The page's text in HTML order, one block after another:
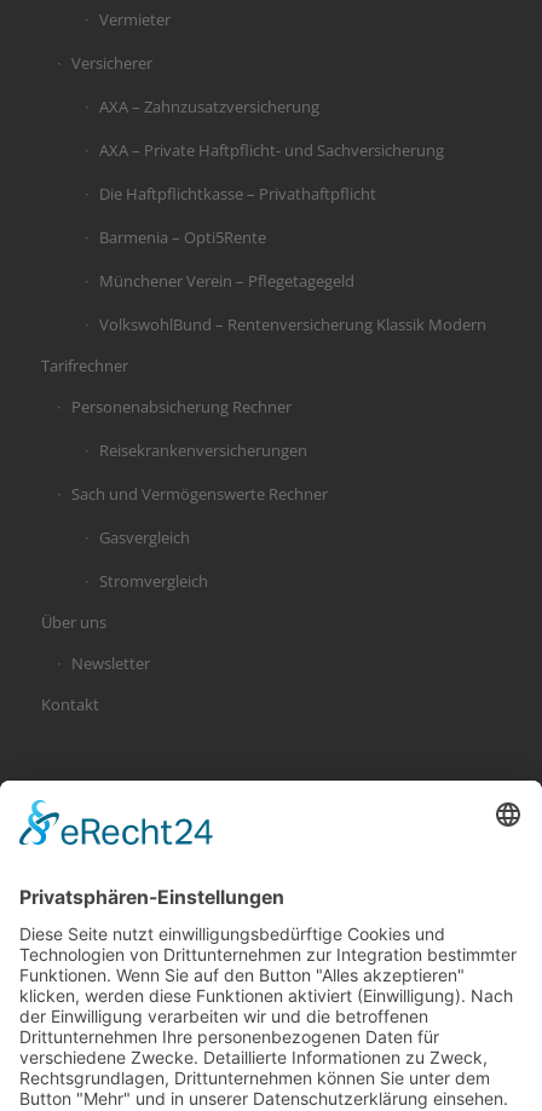
Vermieter
Versicherer
AXA – Zahnzusatzversicherung
AXA – Private Haftpflicht- und Sachversicherung
Die Haftpflichtkasse – Privathaftpflicht
Barmenia – Opti5Rente
Münchener Verein – Pflegetagegeld
VolkswohlBund – Rentenversicherung Klassik Modern
Tarifrechner
Personenabsicherung Rechner
Reisekrankenversicherungen
Sach und Vermögenswerte Rechner
Gasvergleich
Stromvergleich
Über uns
Newsletter
Kontakt
KATEGORIEN
Altersvorsorge
Gerichtsurteile
Gesundheit und Beruf
Haus
KFZ
Recht